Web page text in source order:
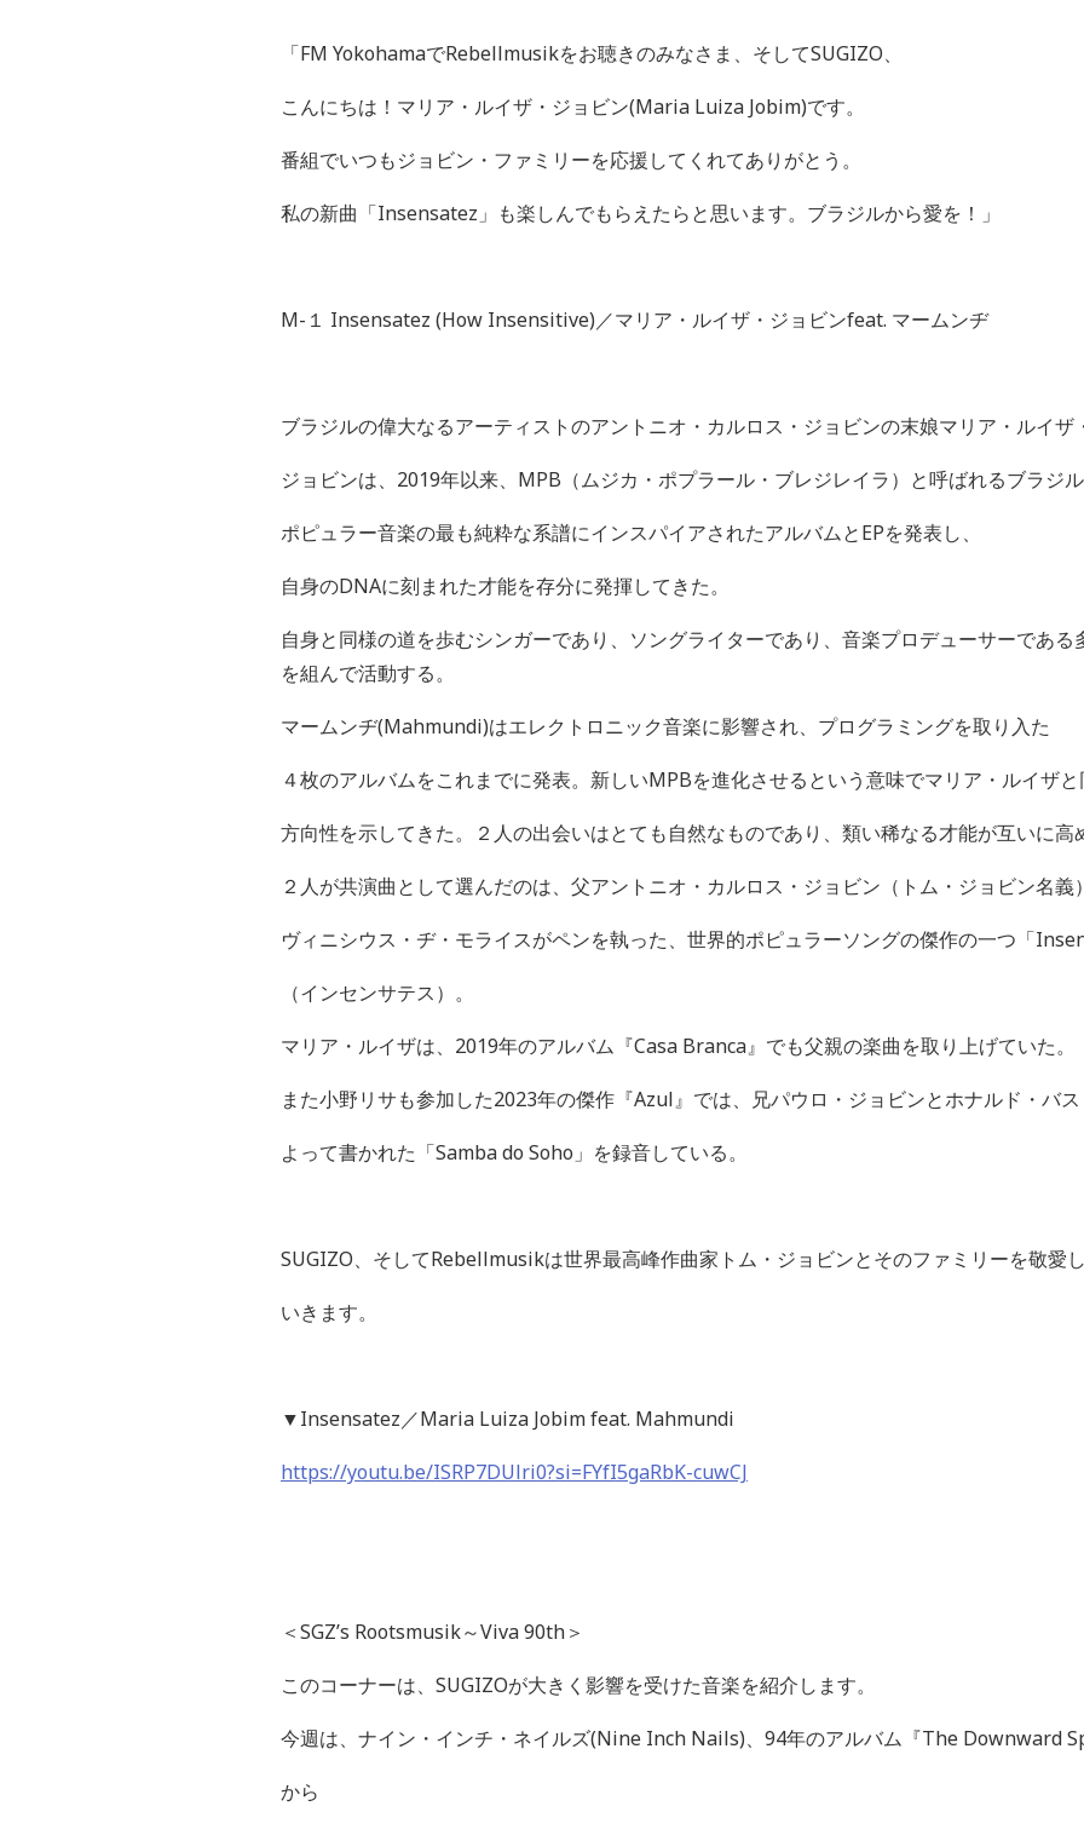
「FM YokohamaでRebellmusikをお聴きのみなさま、そしてSUGIZO、
こんにちは！マリア・ルイザ・ジョビン(Maria Luiza Jobim)です。
番組でいつもジョビン・ファミリーを応援してくれてありがとう。
私の新曲「Insensatez 」も楽しんでもらえたらと思います。ブラジルから愛を！」
M- １ Insensatez (How Insensitive)／マリア・ルイザ・ジョビンfeat. マームンヂ
ブラジルの偉大なるアーティストのアントニオ・カルロス・ジョビンの末娘マリア・ルイザ
ジョビンは、 2019年以来、 MPB （ムジカ・ポプラール・ブレジレイラ）と呼ばれるブラジ
ポピュラー音楽の最も純粋な系譜にインスパイアされたアルバムとEPを発表し、
自身のDNAに刻まれた才能を存分に発揮してきた。
自身と同様の道を歩むシンガーであり、ソングライターであり、音楽プロデューサーであ
を組んで活動する。
マームンヂ(Mahmundi)はエレクトロニック音楽に影響され、プログラミングを取り入た
４枚のアルバムをこれまでに発表。新しいMPBを進化させるという意味でマリア・ルイザ
方向性を示してきた。２人の出会いはとても自然なものであり、類い稀なる才能が互いに高
２人が共演曲として選んだのは、父アントニオ・カルロス・ジョビン（トム・ジョビン名義
ヴィニシウス・ヂ・モライスがペンを執った、世界的ポピュラーソングの傑作の一つ「
（インセンサテス）。
マリア・ルイザは、 2019年のアルバム『Casa Branca』でも父親の楽曲を取り上げていた。
また小野リサも参加した2023年の傑作『Azul』では、兄パウロ・ジョビンとホナルド・バ
よって書かれた「Samba do Soho 」を録音している。
SUGIZO、そしてRebellmusikは世界最高峰作曲家トム・ジョビンとそのファミリーを敬愛
いきます。
▼Insensatez／Maria Luiza Jobim feat. Mahmundi
https://youtu.be/ISRP7DUlri0?si=FYfI5gaRbK-cuwCJ
＜SGZ’s Rootsmusik～Viva 90th＞
このコーナーは、 SUGIZOが大きく影響を受けた音楽を紹介します。
今週は、ナイン・インチ・ネイルズ(Nine Inch Nails)、 94年のアルバム『The Downward
から